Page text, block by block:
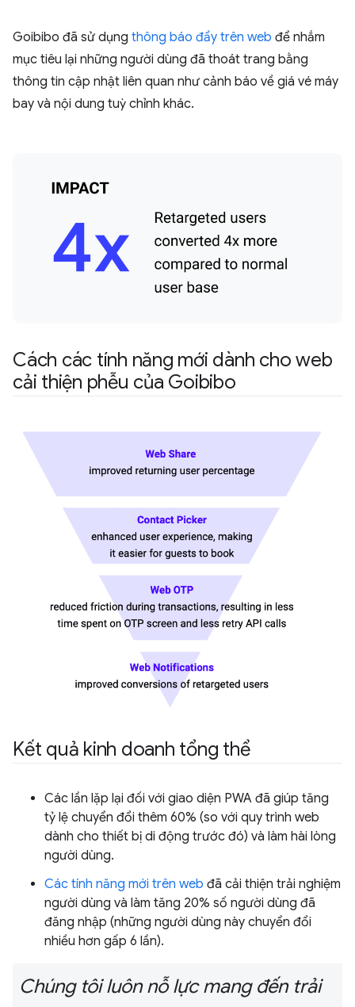
Goibibo đã sử dụng thông báo đẩy trên web để nhắm
mục tiêu lại những người dùng đã thoát trang bằng
thông tin cập nhật liên quan như cảnh báo về giá vé máy
bay và nội dung tuỳ chỉnh khác.
Cách các tính năng mới dành cho web
cải thiện phễu của Goibibo
Kết quả kinh doanh tổng thể
Các lần lặp lại đối với giao diện PWA đã giúp tăng
tỷ lệ chuyển đổi thêm 60% (so với quy trình web
dành cho thiết bị di động trước đó) và làm hài lòng
người dùng.
Các tính năng mới trên web đã cải thiện trải nghiệm
người dùng và làm tăng 20% số người dùng đã
đăng nhập (những người dùng này chuyển đổi
nhiều hơn gấp 6 lần).
Chúng tôi luôn nỗ lực mang đến trải